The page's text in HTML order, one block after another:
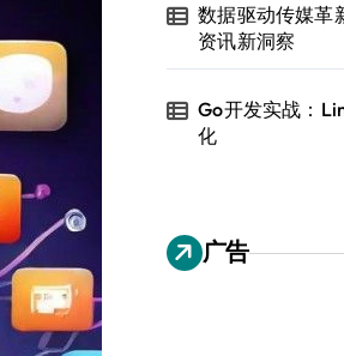
数据驱动传媒革
资讯新洞察
Go开发实战：
化
广告